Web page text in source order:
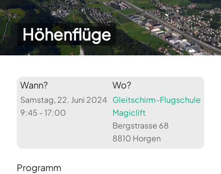
Höhenflüge
Wann?
Samstag, 22. Juni 2024
9:45 - 17:00
Wo?
Gleitschirm-Flugschule
Magiclift
Bergstrasse 68
8810 Horgen
Programm